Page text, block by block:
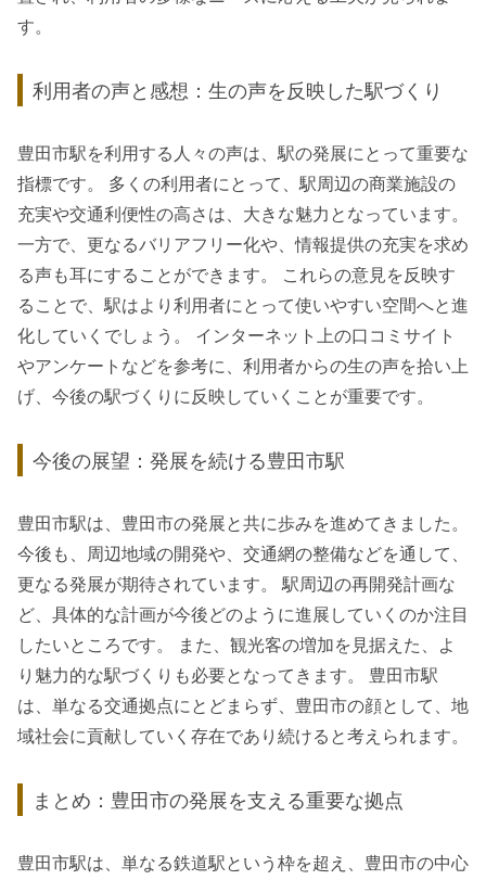
す。
利用者の声と感想：生の声を反映した駅づくり
豊田市駅を利用する人々の声は、駅の発展にとって重要な
指標です。 多くの利用者にとって、駅周辺の商業施設の
充実や交通利便性の高さは、大きな魅力となっています。
一方で、更なるバリアフリー化や、情報提供の充実を求め
る声も耳にすることができます。 これらの意見を反映す
ることで、駅はより利用者にとって使いやすい空間へと進
化していくでしょう。 インターネット上の口コミサイト
やアンケートなどを参考に、利用者からの生の声を拾い上
げ、今後の駅づくりに反映していくことが重要です。
今後の展望：発展を続ける豊田市駅
豊田市駅は、豊田市の発展と共に歩みを進めてきました。
今後も、周辺地域の開発や、交通網の整備などを通して、
更なる発展が期待されています。 駅周辺の再開発計画な
ど、具体的な計画が今後どのように進展していくのか注目
したいところです。 また、観光客の増加を見据えた、よ
り魅力的な駅づくりも必要となってきます。 豊田市駅
は、単なる交通拠点にとどまらず、豊田市の顔として、地
域社会に貢献していく存在であり続けると考えられます。
まとめ：豊田市の発展を支える重要な拠点
豊田市駅は、単なる鉄道駅という枠を超え、豊田市の中心